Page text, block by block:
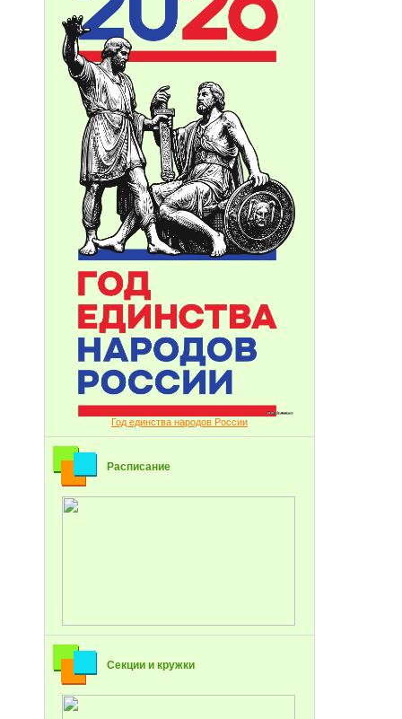
Год единства народов России
Расписание
Секции и кружки